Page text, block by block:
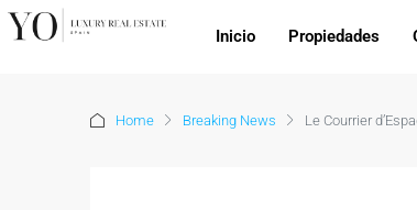
Inicio Propiedades
Home Breaking News Le Courrier